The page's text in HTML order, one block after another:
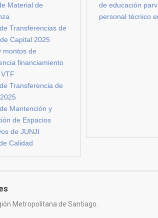
Material de
Transferencias de
Capital 2025
montos de
financiamiento
Transferencia de
Mantención y
de Espacios
de JUNJI
Calidad
de educación
personal técnico
Metropolitana de Santiago.